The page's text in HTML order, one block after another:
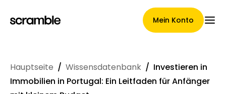
Mein Konto
Hauptseite
Hauptseite / Wissensdatenbank / Investieren in
Immobilien in Portugal: Ein Leitfaden für Anfänger